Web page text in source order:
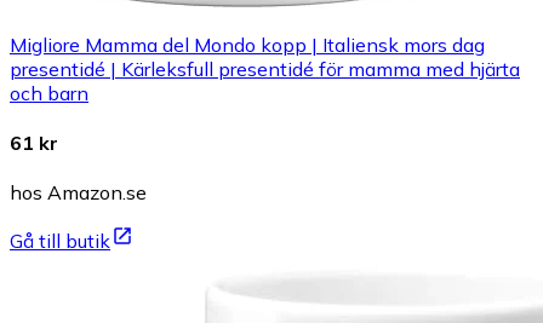
Migliore Mamma del Mondo kopp | Italiensk mors dag
presentidé | Kärleksfull presentidé för mamma med hjärta
och barn
61 kr
hos Amazon.se
Gå till butik